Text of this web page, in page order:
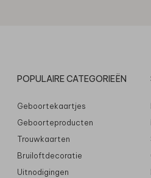
POPULAIRE CATEGORIEËN
Geboortekaartjes
Geboorteproducten
Trouwkaarten
Bruiloftdecoratie
Uitnodigingen